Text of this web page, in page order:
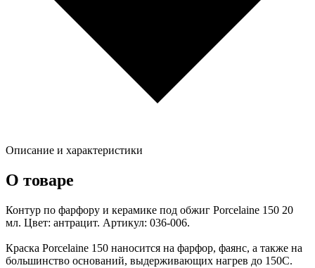
Описание и характеристики
О товаре
Контур по фарфору и керамике под обжиг Porcelaine 150 20
мл. Цвет: антрацит. Артикул: 036-006.
Краска Porcelaine 150 наносится на фарфор, фаянс, а также на
большинство оснований, выдерживающих нагрев до 150C.